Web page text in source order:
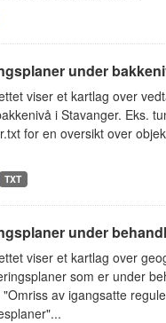
under
viser et kartlag over
i Stavanger. Eks.
for en oversikt over
TXT
under
viser et kartlag over
som er under
av igangsatte